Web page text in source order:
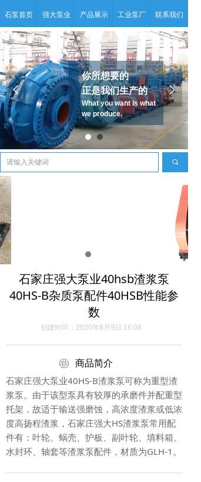
你所想要的
正是我们生产的
What you want is what
we produce.
넳 넲
石泵首页 强大泵业 产品展示 工业泵厂 联系我们
끠
石家庄强大泵业40hsb渣浆泵
40HS-B杂质泵配件40HSB性能参
数
商品简介
创建时间： 2020年8月9日 16:08
石家庄强大泵业40HS-B渣浆泵可称为重型渣
浆泵。由于该型泵具有较厚的承磨件并配重型
托架，故适于输送强磨蚀，高浓度渣浆或低浓
度高扬程渣浆，石家庄强大HS渣浆泵常用配
件有：叶轮、蜗壳、护板、副叶轮、填料箱、
水封环、轴套等渣浆泵配件，材质为GLH-1。
ꁵ